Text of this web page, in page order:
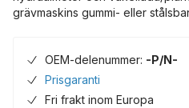
grävmaskins gummi- eller
OEM-delenummer: -P/N-
Prisgaranti
Fri frakt inom Europa